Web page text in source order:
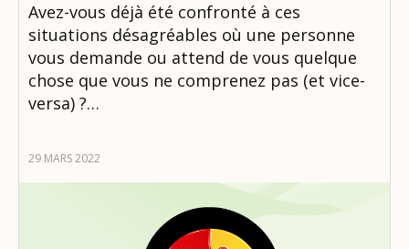
Avez-vous déjà été confronté à ces
situations désagréables où une personne
vous demande ou attend de vous quelque
chose que vous ne comprenez pas (et vice-
versa) ?…
29 MARS 2022